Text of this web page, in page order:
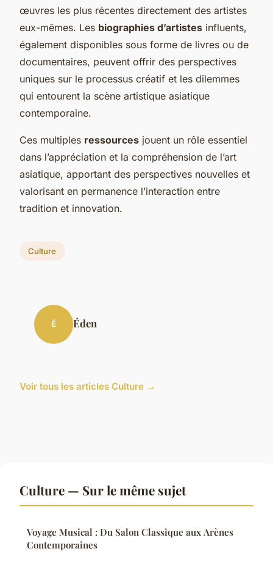
œuvres les plus récentes directement des artistes
eux-mêmes. Les biographies d’artistes influents,
également disponibles sous forme de livres ou de
documentaires, peuvent offrir des perspectives
uniques sur le processus créatif et les dilemmes
qui entourent la scène artistique asiatique
contemporaine.
Ces multiples ressources jouent un rôle essentiel
dans l’appréciation et la compréhension de l’art
asiatique, apportant des perspectives nouvelles et
valorisant en permanence l’interaction entre
tradition et innovation.
Culture
É Éden
Voir tous les articles Culture →
Culture — Sur le même sujet
Voyage Musical : Du Salon Classique aux Arènes
Contemporaines